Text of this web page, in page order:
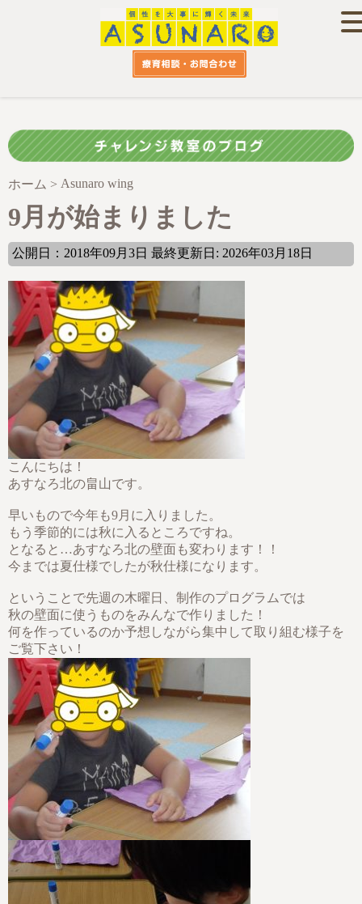
ホーム > Asunaro wing
9月が始まりました
公開日：2018年09月3日 最終更新日: 2026年03月18日
こんにちは！
あすなろ北の畠山です。
早いもので今年も9月に入りました。
もう季節的には秋に入るところですね。
となると…あすなろ北の壁面も変わります！！
今までは夏仕様でしたが秋仕様になります。
ということで先週の木曜日、制作のプログラムでは
秋の壁面に使うものをみんなで作りました！
何を作っているのか予想しながら集中して取り組む様子を
ご覧下さい！